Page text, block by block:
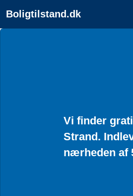
Boligtilstand.dk
Vi finder
Strand.
nærheden af